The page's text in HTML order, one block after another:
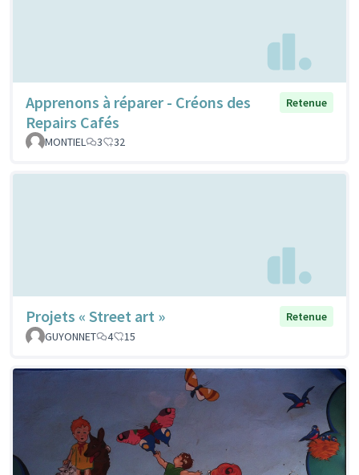
Apprenons à réparer - Créons des
Repairs Cafés
Retenue
MONTIEL 3 32
Projets « Street art »
Retenue
GUYONNET
4 15